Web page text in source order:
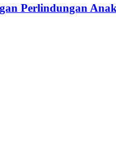
Perlindungan